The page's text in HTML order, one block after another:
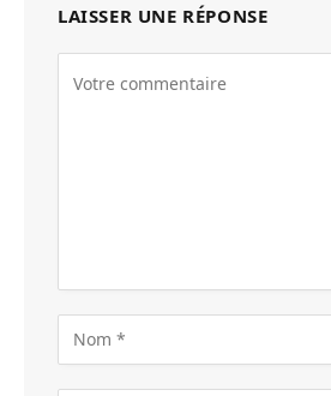
LAISSER UNE RÉPONSE